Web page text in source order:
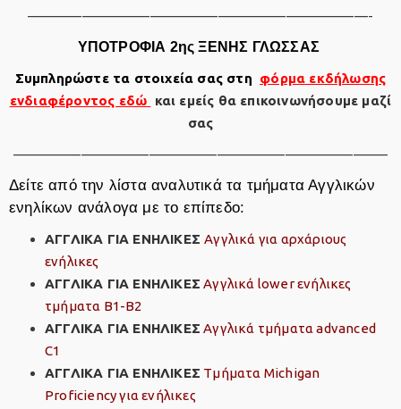
—————————————————————————-
ΥΠΟΤΡΟΦΙΑ 2ης ΞΕΝΗΣ ΓΛΩΣΣΑΣ
Συμπληρώστε τα στοιχεία σας στη φόρμα εκδήλωσης
ενδιαφέροντος εδώ και εμείς θα επικοινωνήσουμε μαζί
σας
———————————————————————————–
Δείτε από την λίστα αναλυτικά τα τμήματα Αγγλικών
ενηλίκων ανάλογα με το επίπεδο:
ΑΓΓΛΙΚΑ ΓΙΑ ΕΝΗΛΙΚΕΣ Αγγλικά για αρχάριους
ενήλικες
ΑΓΓΛΙΚΑ ΓΙΑ ΕΝΗΛΙΚΕΣ Αγγλικά lower ενήλικες
τμήματα Β1-Β2
ΑΓΓΛΙΚΑ ΓΙΑ ΕΝΗΛΙΚΕΣ Αγγλικά τμήματα advanced
C1
ΑΓΓΛΙΚΑ ΓΙΑ ΕΝΗΛΙΚΕΣ Tμήματα Michigan
Proficiency για ενήλικες